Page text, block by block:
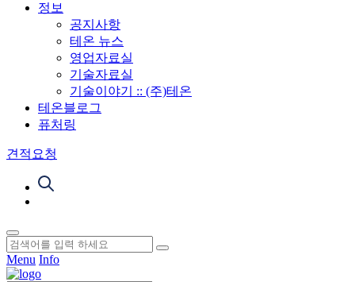
정보
공지사항
테온 뉴스
영업자료실
기술자료실
기술이야기 :: (주)테온
테온블로그
퓨처링
견적요청
Menu Info